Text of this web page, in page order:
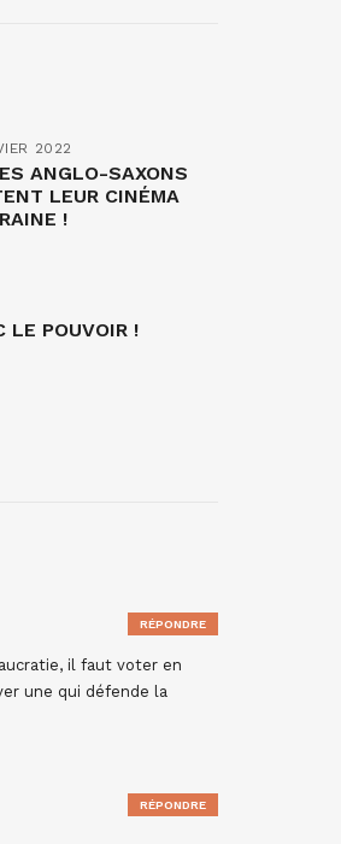
2022
ANGLO-SAXONS
LEUR CINÉMA
!
LE POUVOIR !
il faut voter en
une qui défende la
RÉPONDRE
RÉPONDRE